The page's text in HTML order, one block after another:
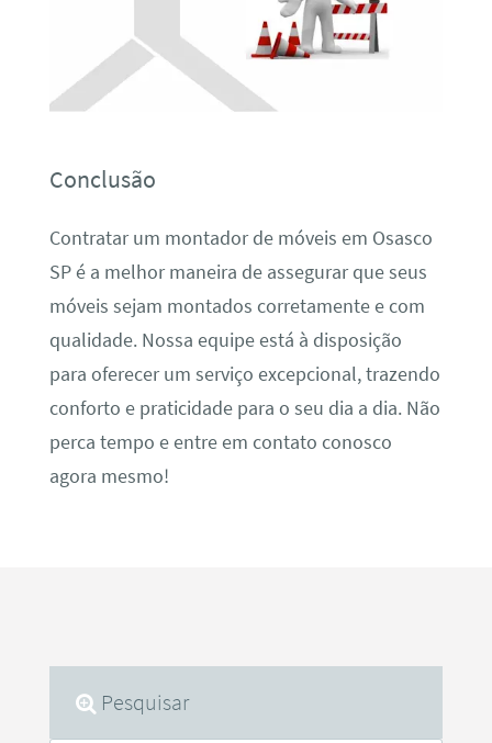
Conclusão
Contratar um montador de móveis em Osasco
SP é a melhor maneira de assegurar que seus
móveis sejam montados corretamente e com
qualidade. Nossa equipe está à disposição
para oferecer um serviço excepcional, trazendo
conforto e praticidade para o seu dia a dia. Não
perca tempo e entre em contato conosco
agora mesmo!
Pesquisar